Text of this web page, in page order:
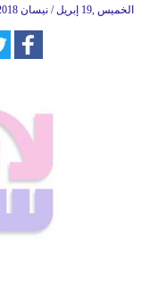
الخميس ,19 إبريل / نيسان 2018